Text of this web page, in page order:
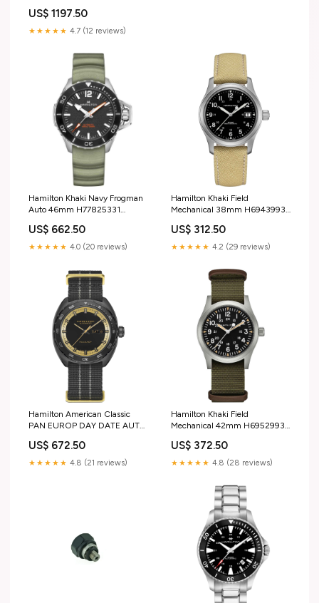
US$ 1197.50
★★★★★ 4.7 (12 reviews)
Hamilton Khaki Navy Frogman
Auto 46mm H77825331
US$ 662.50
★★★★★ 4.0 (20 reviews)
Hamilton Khaki Field
Mechanical 38mm H69439933
US$ 312.50
★★★★★ 4.2 (29 reviews)
Hamilton American Classic
PAN EUROP DAY DATE AUTO
US$ 672.50
★★★★★ 4.8 (21 reviews)
Hamilton Khaki Field
Mechanical 42mm H69529933
US$ 372.50
★★★★★ 4.8 (28 reviews)